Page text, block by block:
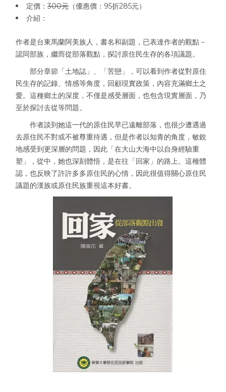
定價：300元（優惠價：95折285元）
介紹：
作者是台東馬蘭阿美族人，書名和副題，已表達作者的觀點－
認同部族，繼而從部落觀點，探討原住民生存的各項議題。
部分章節「土地誌」、「苦戀」，可以看到作者從對原住
民生存的記錄、情感等角度，回顧現實政策，內容充滿鄉土之
愛。這種鄉土的深度，不僅是感受層面，也包含現實層面，乃
至於探討去從等問題。
作者談到她這一代的原住民早已遠離部落，也很少遭遇過
去原住民不對或不被尊重待遇，但是作者以知青的角度，敏銳
地感受到更深層的問題，因此「在大山大海中以自身經驗重
塑」，從中，她也深刻體悟，是在往「回家」的路上。這種體
認，也反映了許許多多原住民的心情，因此很值得關心原住民
議題的漢族或原住民族重視這本好書。